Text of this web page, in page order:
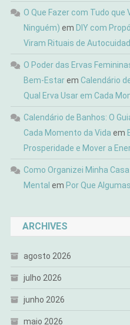
O Que Fazer com Tudo que
Ninguém) em DIY com
Viram Rituais de
O Poder das Ervas
Bem-Estarem Calendário
Qual Erva Usar em Cada
Calendário de Banhos: O
Cada Momento da Vida em
Prosperidade e Mover a
Como Organizei Minha
Mental em Por Que
ARCHIVES
agosto 2026
julho 2026
junho 2026
maio 2026